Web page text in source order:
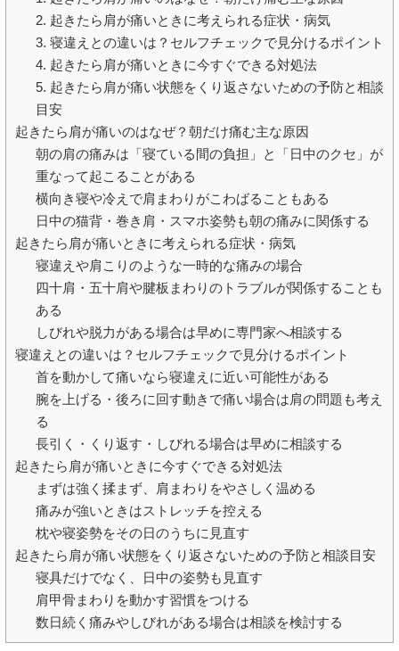
2. 起きたら肩が痛いときに考えられる症状・病気
3. 寝違えとの違いは？セルフチェックで見分けるポイント
4. 起きたら肩が痛いときに今すぐできる対処法
5. 起きたら肩が痛い状態をくり返さないための予防と相談
目安
起きたら肩が痛いのはなぜ？朝だけ痛む主な原因
朝の肩の痛みは「寝ている間の負担」と「日中のクセ」が
重なって起こることがある
横向き寝や冷えで肩まわりがこわばることもある
日中の猫背・巻き肩・スマホ姿勢も朝の痛みに関係する
起きたら肩が痛いときに考えられる症状・病気
寝違えや肩こりのような一時的な痛みの場合
四十肩・五十肩や腱板まわりのトラブルが関係することも
ある
しびれや脱力がある場合は早めに専門家へ相談する
寝違えとの違いは？セルフチェックで見分けるポイント
首を動かして痛いなら寝違えに近い可能性がある
腕を上げる・後ろに回す動きで痛い場合は肩の問題も考え
る
長引く・くり返す・しびれる場合は早めに相談する
起きたら肩が痛いときに今すぐできる対処法
まずは強く揉まず、肩まわりをやさしく温める
痛みが強いときはストレッチを控える
枕や寝姿勢をその日のうちに見直す
起きたら肩が痛い状態をくり返さないための予防と相談目安
寝具だけでなく、日中の姿勢も見直す
肩甲骨まわりを動かす習慣をつける
数日続く痛みやしびれがある場合は相談を検討する